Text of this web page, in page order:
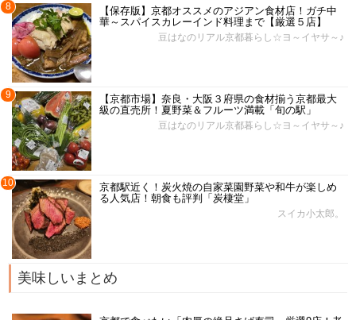
8
【保存版】京都オススメのアジアン食材店！ガチ中
華～スパイスカレーインド料理まで【厳選５店】
豆はなのリアル京都暮らし☆ヨ～イヤサ～♪
9
【京都市場】奈良・大阪３府県の食材揃う京都最大
級の直売所！夏野菜＆フルーツ満載「旬の駅」
豆はなのリアル京都暮らし☆ヨ～イヤサ～♪
10
京都駅近く！炭火焼の自家菜園野菜や和牛が楽しめ
る人気店！朝食も評判「炭棲堂」
スイカ小太郎。
美味しいまとめ